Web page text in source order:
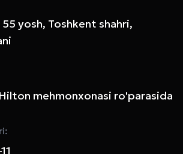
yosh, Toshkent shahri,
mehmonxonasi ro'parasida